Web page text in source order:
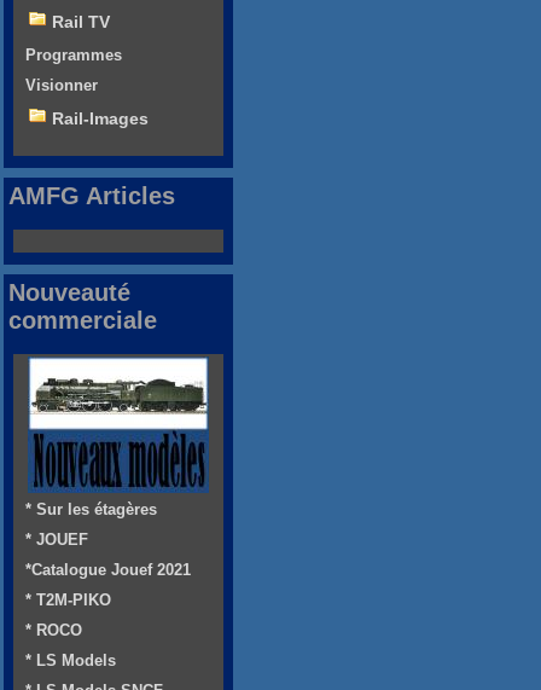
Rail TV
Programmes
Visionner
Rail-Images
AMFG Articles
Nouveauté
commerciale
* Sur les étagères
* JOUEF
*Catalogue Jouef 2021
* T2M-PIKO
* ROCO
* LS Models